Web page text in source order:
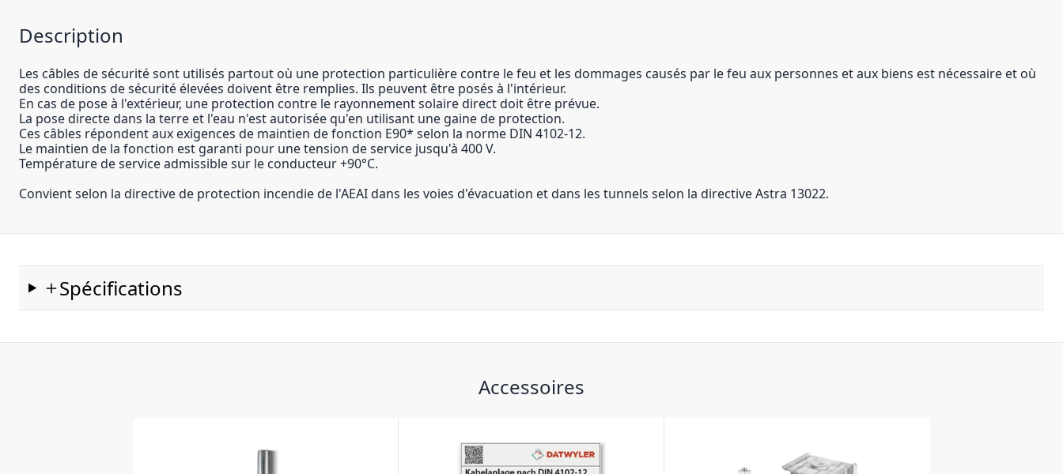
Description
Les câbles de sécurité sont utilisés partout où une protection particulière contre le feu et les dommages causés par le feu aux personnes et aux biens est nécessaire et où
des conditions de sécurité élevées doivent être remplies. Ils peuvent être posés à l'intérieur.
En cas de pose à l'extérieur, une protection contre le rayonnement solaire direct doit être prévue.
La pose directe dans la terre et l'eau n'est autorisée qu'en utilisant une gaine de protection.
Ces câbles répondent aux exigences de maintien de fonction E90* selon la norme DIN 4102-12.
Le maintien de la fonction est garanti pour une tension de service jusqu'à 400 V.
Température de service admissible sur le conducteur +90°C.
Convient selon la directive de protection incendie de l'AEAI dans les voies d'évacuation et dans les tunnels selon la directive Astra 13022.
Spécifications
Accessoires